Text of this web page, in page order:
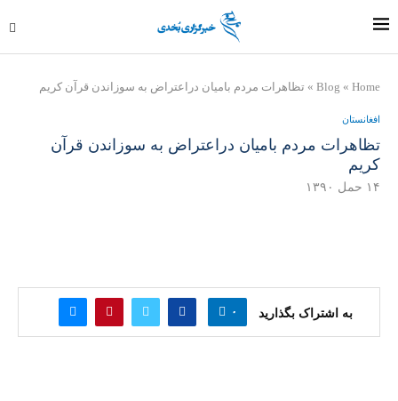
Home
»
Blog
» تظاهرات مردم باميان دراعتراض به سوزاندن قرآن كريم
افغانستان
تظاهرات مردم باميان دراعتراض به سوزاندن قرآن
كريم
۱۴ حمل ۱۳۹۰
به اشتراک بگذارید ۰